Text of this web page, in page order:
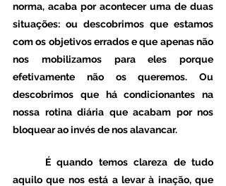
norma, acaba por acontecer uma de duas
situações: ou descobrimos que estamos
com os objetivos errados e que apenas não
nos mobilizamos para eles porque
efetivamente não os queremos. Ou
descobrimos que há condicionantes na
nossa rotina diária que acabam por nos
bloquear ao invés de nos alavancar.
aquilo que nos está a levar à inação, que